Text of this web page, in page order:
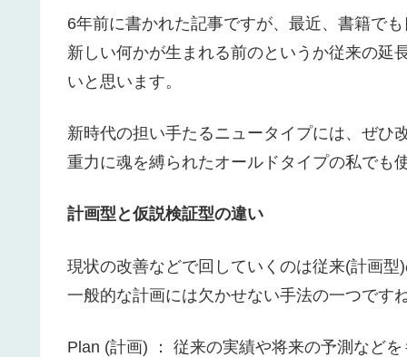
6年前に書かれた記事ですが、最近、書籍で
新しい何かが生まれる前のというか従来の延
いと思います。
新時代の担い手たるニュータイプには、ぜひ
重力に魂を縛られたオールドタイプの私でも
計画型と仮説検証型の違い
現状の改善などで回していくのは従来(計画型
一般的な計画には欠かせない手法の一つです
Plan (計画) ： 従来の実績や将来の予測など